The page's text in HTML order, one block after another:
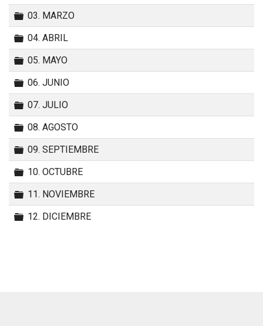
Carpeta
03. MARZO
Carpeta
04. ABRIL
Carpeta
05. MAYO
Carpeta
06. JUNIO
Carpeta
07. JULIO
Carpeta
08. AGOSTO
Carpeta
09. SEPTIEMBRE
Carpeta
10. OCTUBRE
Carpeta
11. NOVIEMBRE
Carpeta
12. DICIEMBRE